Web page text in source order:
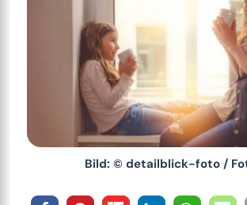
Bild: © detailblick-foto /